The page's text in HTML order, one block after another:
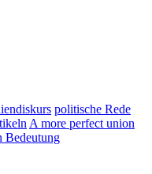
politische Rede
A more perfect union
Bedeutung